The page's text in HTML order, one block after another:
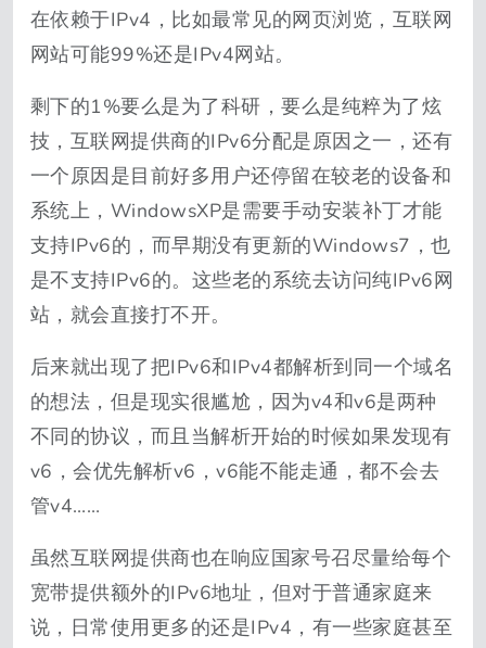
在依赖于IPv4，比如最常见的网页浏览，互联网
网站可能99%还是IPv4网站。
剩下的1%要么是为了科研，要么是纯粹为了炫
技，互联网提供商的IPv6分配是原因之一，还有
一个原因是目前好多用户还停留在较老的设备和
系统上，WindowsXP是需要手动安装补丁才能
支持IPv6的，而早期没有更新的Windows7，也
是不支持IPv6的。这些老的系统去访问纯IPv6网
站，就会直接打不开。
后来就出现了把IPv6和IPv4都解析到同一个域名
的想法，但是现实很尴尬，因为v4和v6是两种
不同的协议，而且当解析开始的时候如果发现有
v6，会优先解析v6，v6能不能走通，都不会去
管v4……
虽然互联网提供商也在响应国家号召尽量给每个
宽带提供额外的IPv6地址，但对于普通家庭来
说，日常使用更多的还是IPv4，有一些家庭甚至